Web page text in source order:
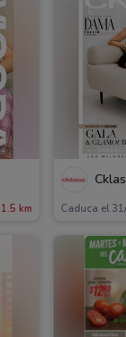
1.5 km Caduca el